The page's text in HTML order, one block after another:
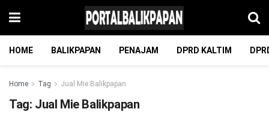
HOME BALIKPAPAN PENAJAM DPRD KALTIM
Home Tag Jual Mie Balikpapan
Tag: Jual Mie Balikpapan